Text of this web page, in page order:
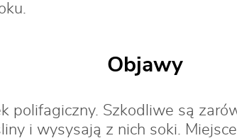
Objawy
polifagiczny. Szkodliwe są
i wysysają z nich soki.